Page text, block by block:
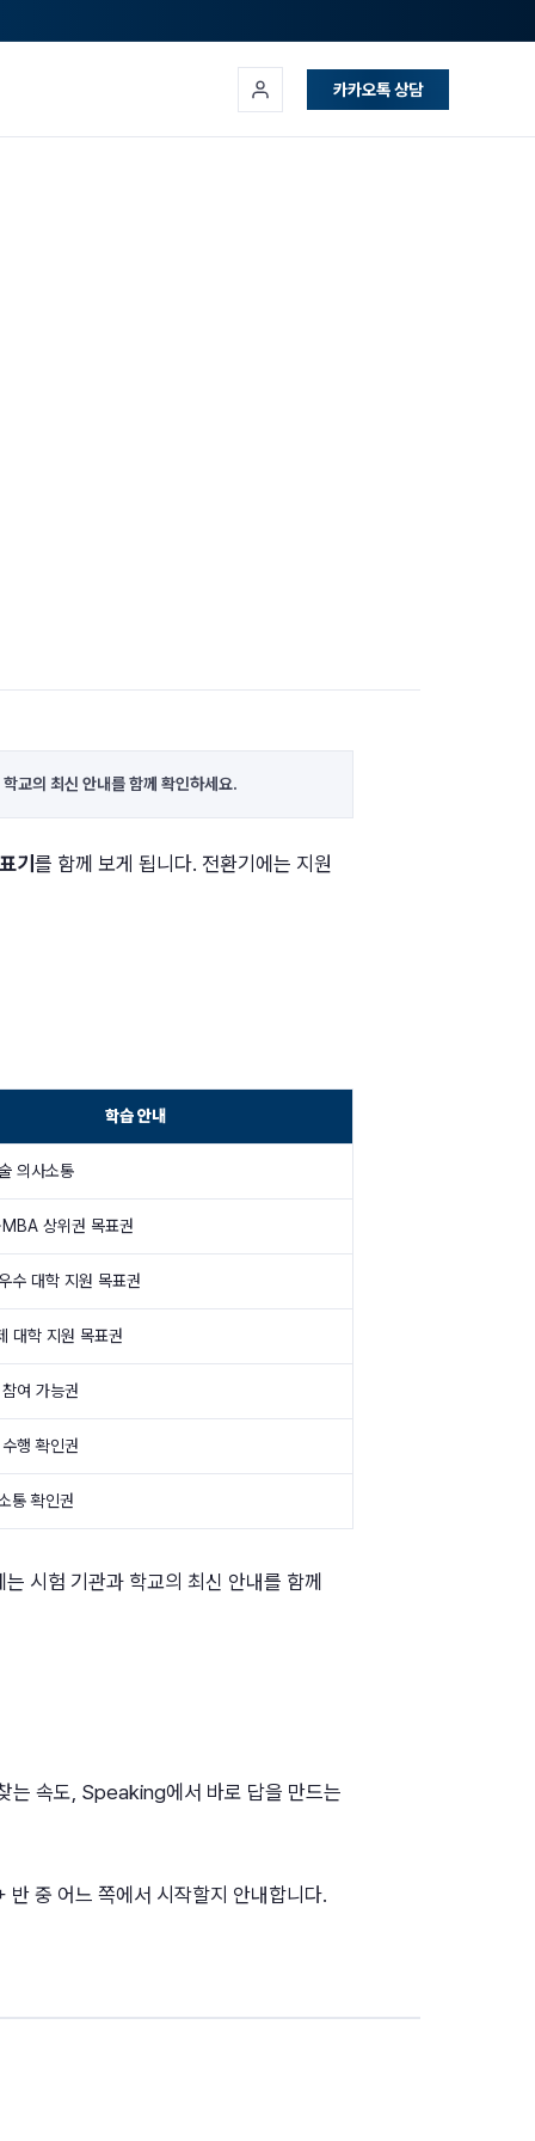
카카오톡 상담
교의 최신 안내를 함께 확인하세요.
기 를 함께 보게 됩니다. 전환기에는 지원
학습 안내
의사소통
상위권 목표권
수 대학 지원 목표권
대학 지원 목표권
여 가능권
행 확인권
통 확인권
시험 기관과 학교의 최신 안내를 함께
는 속도, Speaking에서 바로 답을 만드는
중 어느 쪽에서 시작할지 안내합니다.